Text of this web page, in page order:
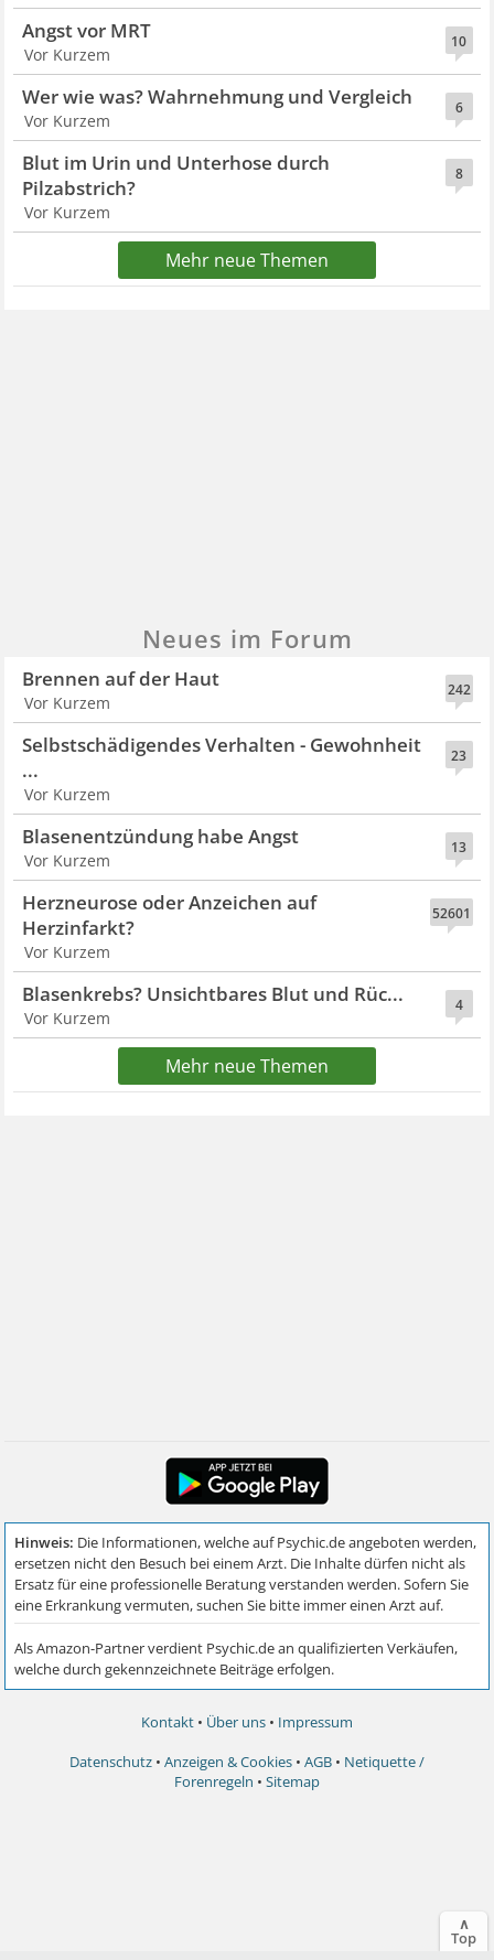
10
Angst vor MRT
Vor Kurzem
6
Wer wie was? Wahrnehmung und Vergleich
Vor Kurzem
8
Blut im Urin und Unterhose durch
Pilzabstrich?
Vor Kurzem
Mehr neue Themen
Neues im Forum
242
Brennen auf der Haut
Vor Kurzem
23
Selbstschädigendes Verhalten - Gewohnheit
...
Vor Kurzem
13
Blasenentzündung habe Angst
Vor Kurzem
52601
Herzneurose oder Anzeichen auf
Herzinfarkt?
Vor Kurzem
4
Blasenkrebs? Unsichtbares Blut und Rüc...
Vor Kurzem
Mehr neue Themen
Kontakt • Über uns • Impressum
Datenschutz • Anzeigen & Cookies • AGB • Netiquette /
Forenregeln • Sitemap
∧
Top